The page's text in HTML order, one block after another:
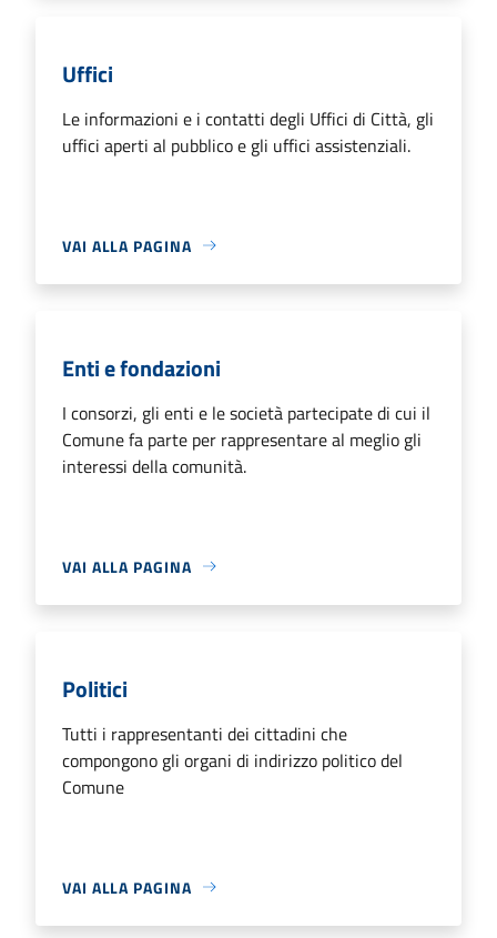
Uffici
Le informazioni e i contatti degli Uffici di Città, gli
uffici aperti al pubblico e gli uffici assistenziali.
VAI ALLA PAGINA
Enti e fondazioni
I consorzi, gli enti e le società partecipate di cui il
Comune fa parte per rappresentare al meglio gli
interessi della comunità.
VAI ALLA PAGINA
Politici
Tutti i rappresentanti dei cittadini che
compongono gli organi di indirizzo politico del
Comune
VAI ALLA PAGINA